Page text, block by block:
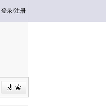
登录/注册